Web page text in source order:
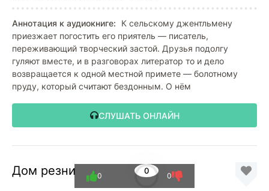
Аннотация к аудиокниге:
К сельскому джентльмену
приезжает погостить его приятель — писатель,
переживающий творческий застой. Друзья подолгу
гуляют вместе, и в разговорах литератор то и дело
возвращается к одной местной примете — болотному
пруду, который считают бездонным. О нём
СЛУШАТЬ ОНЛАЙН
Дом резни 0
0 0